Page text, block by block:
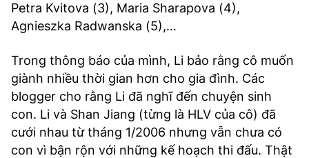
Petra Kvitova (3), Maria Sharapova (4),
Agnieszka Radwanska (5),…
Trong thông báo của mình, Li bảo rằng cô muốn
giành nhiều thời gian hơn cho gia đình. Các
blogger cho rằng Li đã nghĩ đến chuyện sinh
con. Li và Shan Jiang (từng là HLV của cô) đã
cưới nhau từ tháng 1/2006 nhưng vẫn chưa có
con vì bận rộn với những kế hoạch thi đấu. Thật